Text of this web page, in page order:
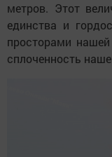
метров. Этот
единства и
просторами
сплоченность